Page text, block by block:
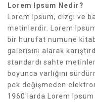
Lorem Ipsum Nedir?
Lorem Ipsum, dizgi ve
metinlerdir. Lorem
bir hurufat numune
galerisini alarak
standardı sahte metinler
boyunca varlığını
pek değişmeden
1960'larda Lorem